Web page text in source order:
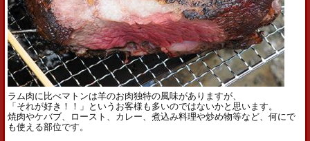
ラム肉に比べマトンは羊のお肉独特の風味がありますが、
「それが好き！！」というお客様も多いのではないかと思います。
焼肉やケバブ、ロースト、カレー、煮込み料理や炒め物等など、何にで
も使える部位です。